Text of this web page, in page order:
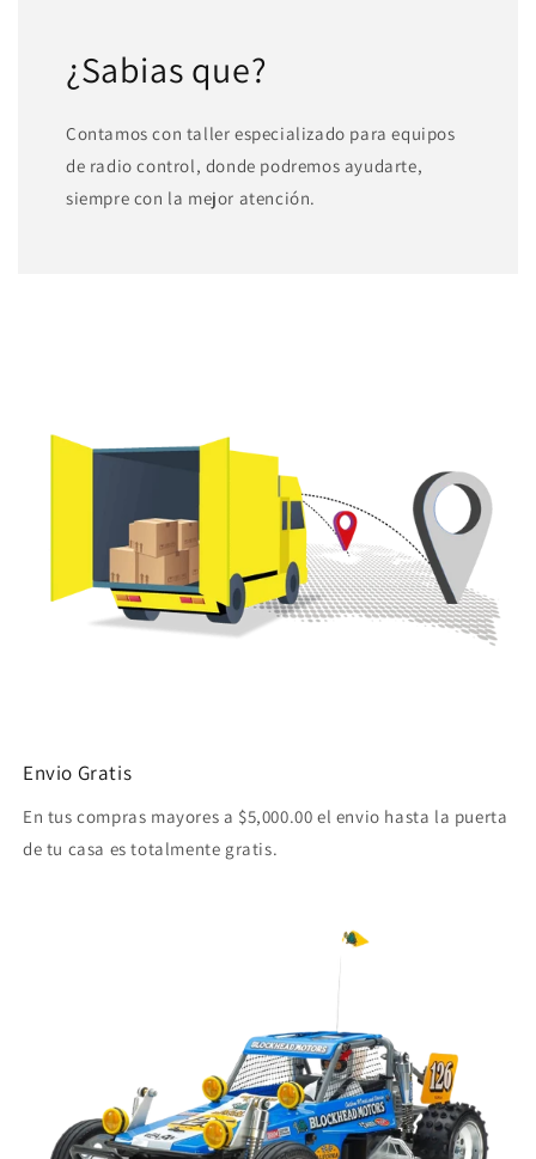
¿Sabias que?
Contamos con taller especializado para equipos
de radio control, donde podremos ayudarte,
siempre con la mejor atención.
Envio Gratis
En tus compras mayores a $5,000.00 el envio hasta la puerta
de tu casa es totalmente gratis.